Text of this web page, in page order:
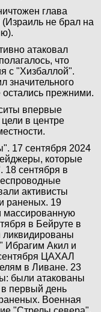
глава
не брал на
атаковал
что
с "Хизбаллой".
значительного
прежними.
впервые
цели в центре
17 сентября 2024
которые
18 сентября в
активисты
раненых. 19
в Бейруте в
Ибрагим Акил и
ЦАХАЛ
в Ливане. 23
были атакованы
первый день
Военная